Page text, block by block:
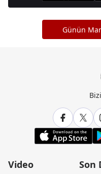
Günün
Video
Son